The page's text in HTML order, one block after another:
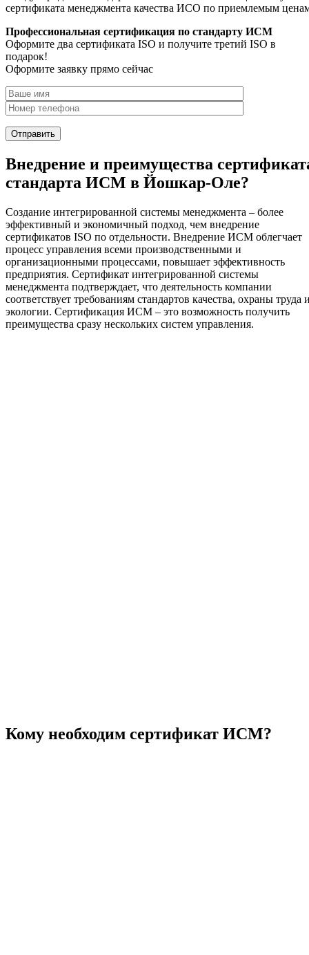
сертификата менеджмента качества ИСО по приемлемым
Профессиональная сертификация по стандарту ИСМ
Оформите два сертификата ISO и получите третий ISO в
подарок!
Оформите заявку прямо сейчас
Внедрение и преимущества
стандарта ИСМ в Йошкар-Оле?
Создание интегрированной системы менеджмента – более
эффективный и экономичный подход, чем внедрение
сертификатов ISO по отдельности. Внедрение ИСМ облегчает
процесс управления всеми производственными и
организационными процессами, повышает эффективность
предприятия. Сертификат интегрированной системы
менеджмента подтверждает, что деятельность компании
соответствует требованиям стандартов качества, охраны труда
экологии. Сертификация ИСМ – это возможность получить
преимущества сразу нескольких систем управления.
Кому необходим сертификат ИСМ?